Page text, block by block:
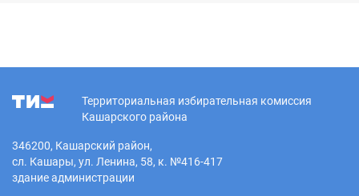
Территориальная избирательная комиссия
Кашарского района
346200, Кашарский район,
сл. Кашары, ул. Ленина, 58, к. №416-417
здание администрации